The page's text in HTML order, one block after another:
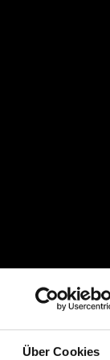
Über Cookies